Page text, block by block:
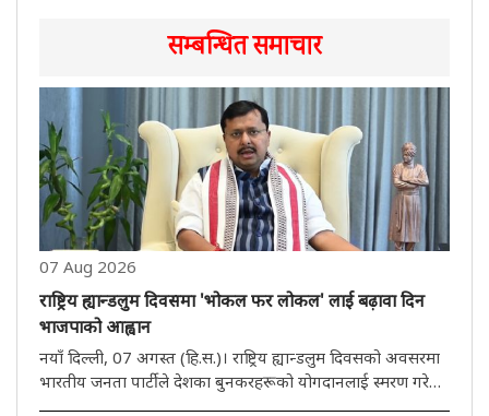
सम्बन्धित समाचार
07 Aug 2026
राष्ट्रिय ह्यान्डलुम दिवसमा 'भोकल फर लोकल' लाई बढ़ावा दिन
भाजपाको आह्वान
नयाँ दिल्ली, 07 अगस्त (हि.स.)। राष्ट्रिय ह्यान्डलुम दिवसको अवसरमा
भारतीय जनता पार्टीले देशका बुनकरहरूको योगदानलाई स्मरण गरेको